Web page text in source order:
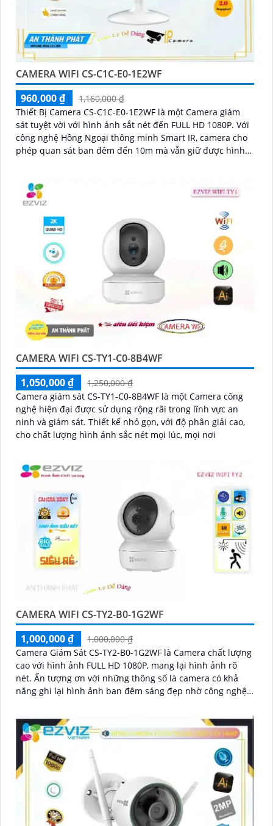
CAMERA WIFI CS-C1C-E0-1E2WF
960,000 ₫
1,160,000 ₫
Thiết Bị Camera CS-C1C-E0-1E2WF là một Camera giám
sát tuyệt vời với hình ảnh sắt nét đến FULL HD 1080P. Với
công nghệ Hồng Ngoại thông minh Smart IR, camera cho
phép quan sát ban đêm đến 10m mà vẫn giữ được hình
CAMERA WIFI CS-TY1-C0-8B4WF
1,050,000 ₫
1,250,000 ₫
Camera giám sát CS-TY1-C0-8B4WF là một Camera công
nghệ hiện đại được sử dụng rộng rãi trong lĩnh vực an
ninh và giám sát. Thiết kế nhỏ gọn, với độ phân giải cao,
cho chất lượng hình ảnh sắc nét mọi lúc, mọi nơi
CAMERA WIFI CS-TY2-B0-1G2WF
1,000,000 ₫
1,000,000 ₫
Camera Giám Sát CS-TY2-B0-1G2WF là Camera chất lượng
cao với hình ảnh FULL HD 1080P, mang lại hình ảnh rõ
nét. Ấn tượng ơn với những thông số là camera có khả
năng ghi lại hình ảnh ban đêm sáng đẹp nhờ công nghệ